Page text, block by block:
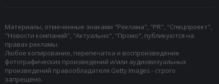
Материалы, отмеченные знаками "Реклама", "PR", "Спецпроект",
"Новости компаний", "Актуально", "Промо", публикуются на
правах рекламы.
Любое копирование, перепечатка и воспроизведение
фотографических произведений и/или аудиовизуальных
произведений правообладателя Getty Images - строго
запрещено.